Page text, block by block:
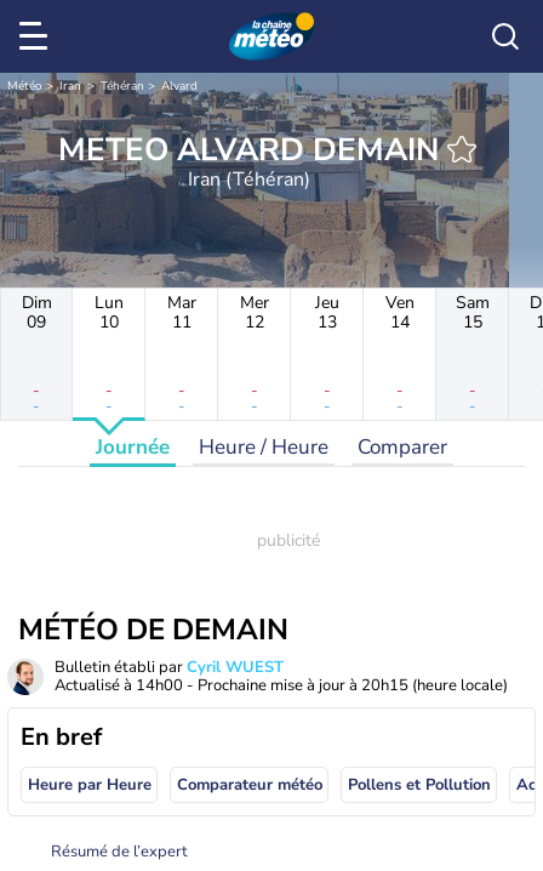
Météo Iran Téhéran Alvard
METEO ALVARD DEMAIN
Iran (Téhéran)
Dim
09
-
-
Lun
10
-
-
Mar
11
-
-
Mer
12
-
-
Jeu
13
-
-
Ven
14
-
-
Sam
15
-
-
Journée Heure / Heure Comparer
MÉTÉO DE DEMAIN
Bulletin établi parCyril WUEST
Actualisé à 14h00 - Prochaine mise à jour à 20h15 (heure locale)
En bref
Heure par Heure Comparateur météo Pollens et Pollution
Résumé de l’expert